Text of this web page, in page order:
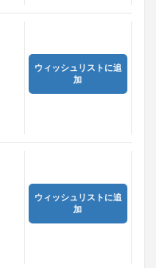
ウィッシュリストに追
加
ウィッシュリストに追
加